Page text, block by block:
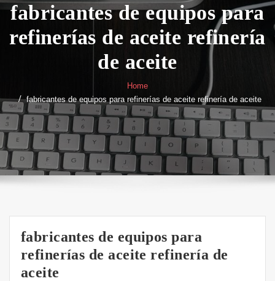
fabricantes de equipos para
refinerías de aceite refinería
de aceite
Home
fabricantes de equipos para refinerías de aceite refinería de aceite
fabricantes de equipos para
refinerías de aceite refinería de
aceite